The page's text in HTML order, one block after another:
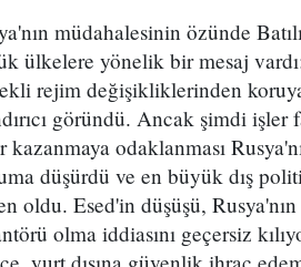
müdahalesinin özünde
ülkelere yönelik bir mesaj
rejim değişikliklerinden
göründü. Ancak şimdi
kazanmaya odaklanması
düşürdü ve en büyük dış
oldu. Esed'in düşüşü,
olma iddiasını geçersiz